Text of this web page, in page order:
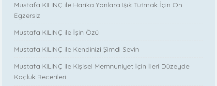
Mustafa KILINÇ ile Harika Yanlara Işık Tutmak İçin On
Egzersiz
Mustafa KILINÇ ile İşin Özü
Mustafa KILINÇ ile Kendinizi Şimdi Sevin
Mustafa KILINÇ ile Kişisel Memnuniyet İçin İleri Düzeyde
Koçluk Becerileri